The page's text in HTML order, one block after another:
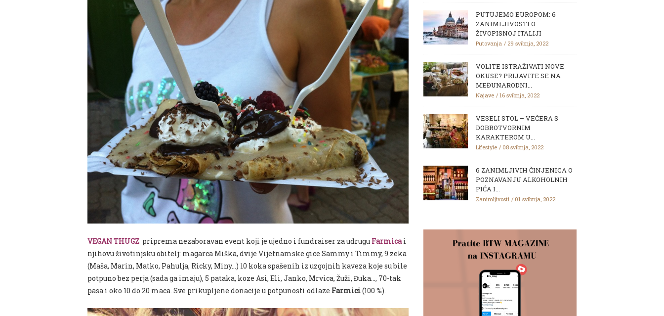
VEGAN THUGZ priprema nezaboravan event koji je ujedno i fundraiser za udrugu Farmicai
njihovu životinjsku obitelj: magarca Miška, dvije Vijetnamske gice Sammy i Timmy, 9 zeka
(Maša, Marin, Matko, Pahulja, Ricky, Miny…) 10 koka spašenih iz uzgojnih kaveza koje su bile
potpuno bez perja (sada ga imaju), 5 pataka, koze Asi, Eli, Janko, Mrvica, Žuži, Đuka…, 70-tak
pasa i oko 10 do 20 maca. Sve prikupljene donacije u potpunosti odlaze Farmici(100 %).
PUTUJEMO EUROPOM: 6
ZANIMLJIVOSTI O
ŽIVOPISNOJ ITALIJI
Putovanja 29 svibnja, 2022
VOLITE ISTRAŽIVATI NOVE
OKUSE? PRIJAVITE SE NA
MEĐUNARODNI...
Najave 16 svibnja, 2022
VESELI STOL – VEČERA S
DOBROTVORNIM
KARAKTEROM U...
Lifestyle 08 svibnja, 2022
6 ZANIMLJIVIH ČINJENICA O
POZNAVANJU ALKOHOLNIH
PIĆA I...
Zanimljivosti 01 svibnja, 2022